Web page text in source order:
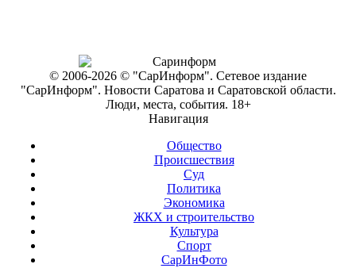
© 2006-2026 © "СарИнформ". Сетевое издание
"СарИнформ". Новости Саратова и Саратовской области.
Люди, места, события. 18+
Навигация
Общество
Происшествия
Суд
Политика
Экономика
ЖКХ и строительство
Культура
Спорт
СарИнФото